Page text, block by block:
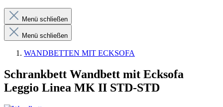
Menü schließen
Menü schließen
WANDBETTEN MIT ECKSOFA
Schrankbett Wandbett mit Ecksofa
Leggio Linea MK II STD-STD